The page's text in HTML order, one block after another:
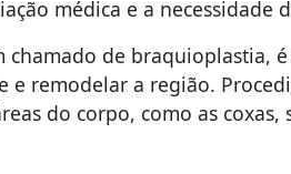
médica e a necessidade
chamado de braquioplastia,
e remodelar a região.
do corpo, como as